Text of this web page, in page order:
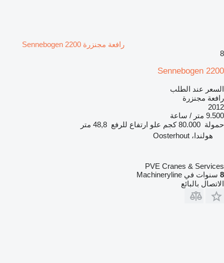
رافعة مجنزرة Sennebogen 2200
8
Sennebogen 2200
السعر عند الطلب
رافعة مجنزرة
2012
9.500 متر / ساعة
حمولة 80.000 كجم علو ارتفاع للرفع 48,8 متر
هولندا، Oosterhout
PVE Cranes & Services
8 سنوات في Machineryline
الاتصال بالبائع